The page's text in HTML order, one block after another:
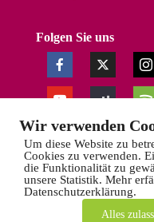
Folgen Sie uns
Wir verwenden
Um diese Website zu
Cookies zu verwenden.
die Funktionalität zu
unsere Statistik. Mehr
Datenschutzerklärung.
Alles